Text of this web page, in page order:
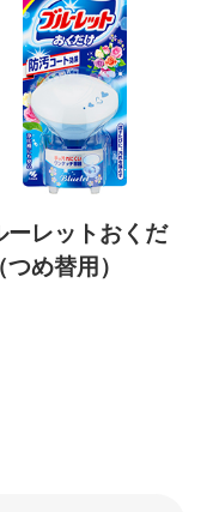
ーレットおくだ
つめ替用）